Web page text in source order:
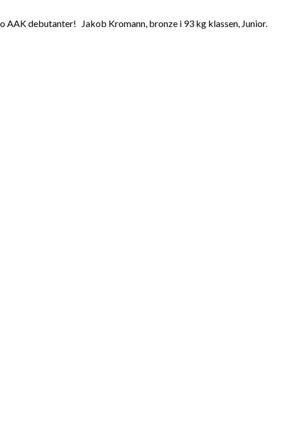
debutanter! Jakob Kromann, bronze i 93 kg klassen, Junior.